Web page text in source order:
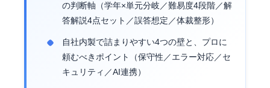
の判断軸（学年×単元分岐／難易度4段階／解
答解説4点セット／誤答想定／体裁整形）
自社内製で詰まりやすい4つの壁と、プロに
頼むべきポイント（保守性／エラー対応／セ
キュリティ／AI連携）